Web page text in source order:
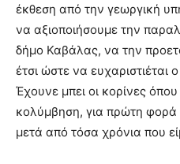
έκθεση από την γεωργική
να αξιοποιήσουμε την
δήμο Καβάλας, να την
έτσι ώστε να ευχαριστιέται
Έχουνε μπει οι κορίνες
κολύμβηση, για πρώτη
μετά από τόσα χρόνια που